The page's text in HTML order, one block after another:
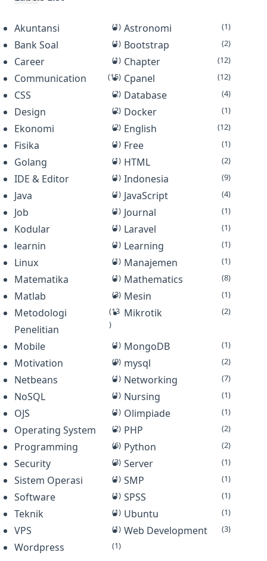
menggunakan block programmi…
Akuntansi (1) Astronomi (1)
Bank Soal (1) Bootstrap (2)
Career (1) Chapter (12)
Communication (15) Cpanel (12)
CSS (2) Database (4)
Design (2) Docker (1)
Ekonomi (2) English (12)
Fisika (1) Free (1)
Golang (1) HTML (2)
IDE & Editor (1) Indonesia (9)
Java (1) JavaScript (4)
Job (1) Journal (1)
Kodular (1) Laravel (1)
learnin (1) Learning (1)
Linux (1) Manajemen (1)
Matematika (1) Mathematics (8)
Matlab (3) Mesin (1)
Metodologi
Penelitian
(13
)
Mikrotik (2)
Mobile (1) MongoDB (1)
Motivation (9) mysql (2)
Netbeans (1) Networking (7)
NoSQL (1) Nursing (1)
OJS (1) Olimpiade (1)
Operating System (2) PHP (2)
Programming (6) Python (2)
Security (3) Server (1)
Sistem Operasi (1) SMP (1)
Software (1) SPSS (1)
Teknik (1) Ubuntu (1)
VPS (1) Web Development (3)
Wordpress (1)